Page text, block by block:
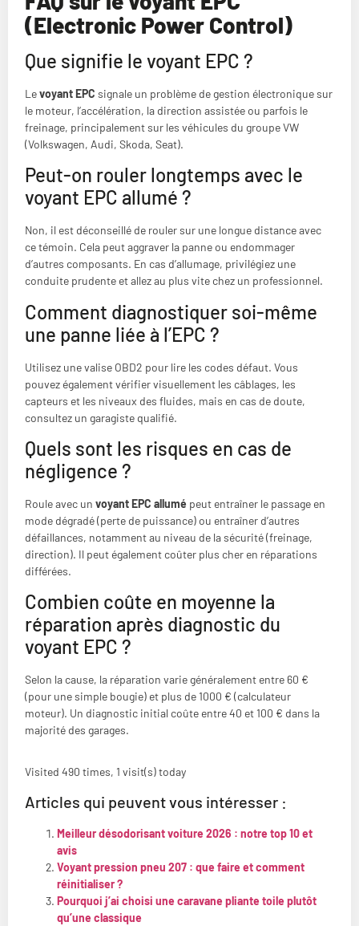
(Electronic Power Control)
Que signifie le voyant EPC ?
Levoyant EPC signale un problème de gestion électronique sur
le moteur, l’accélération, la direction assistée ou parfois le
freinage, principalement sur les véhicules du groupe VW
(Volkswagen, Audi, Skoda, Seat).
Peut-on rouler longtemps avec le
voyant EPC allumé ?
Non, il est déconseillé de rouler sur une longue distance avec
ce témoin. Cela peut aggraver la panne ou endommager
d’autres composants. En cas d’allumage, privilégiez une
conduite prudente et allez au plus vite chez un professionnel.
Comment diagnostiquer soi-même
une panne liée à l’EPC ?
Utilisez une valise OBD2 pour lire les codes défaut. Vous
pouvez également vérifier visuellement les câblages, les
capteurs et les niveaux des fluides, mais en cas de doute,
consultez un garagiste qualifié.
Quels sont les risques en cas de
négligence ?
Roule avec un voyant EPC allumé peut entraîner le passage en
mode dégradé (perte de puissance) ou entraîner d’autres
défaillances, notamment au niveau de la sécurité (freinage,
direction). Il peut également coûter plus cher en réparations
différées.
Combien coûte en moyenne la
réparation après diagnostic du
voyant EPC ?
Selon la cause, la réparation varie généralement entre 60 €
(pour une simple bougie) et plus de 1000 € (calculateur
moteur). Un diagnostic initial coûte entre 40 et 100 € dans la
majorité des garages.
Visited 490 times, 1 visit(s) today
Articles qui peuvent vous intéresser :
Meilleur désodorisant voiture 2026 : notre top 10 et
avis
Voyant pression pneu 207 : que faire et comment
réinitialiser ?
Pourquoi j’ai choisi une caravane pliante toile plutôt
qu’une classique